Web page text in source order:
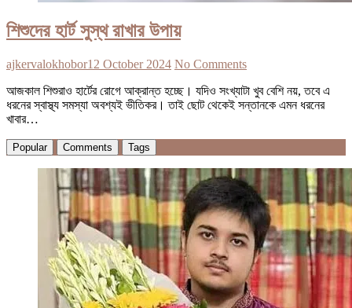
শিশুদের হার্ট সুস্থ রাখার উপায়
ajkervalokhobor12 October 2024 No Comments
আজকাল শিশুরাও হার্টের রোগে আক্রান্ত হচ্ছে। যদিও সংখ্যাটা খুব বেশি নয়, তবে এ
ধরনের স্বাস্থ্য সমস্যা অবশ্যই ভীতিকর। তাই ছোট থেকেই সন্তানকে এমন ধরনের
খাবার…
Popular Comments Tags